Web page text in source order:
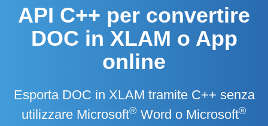
API C++ per convertire
DOC in XLAM o App
online
Esporta DOC in XLAM tramite C++ senza
utilizzare Microsoft® Word o Microsoft®